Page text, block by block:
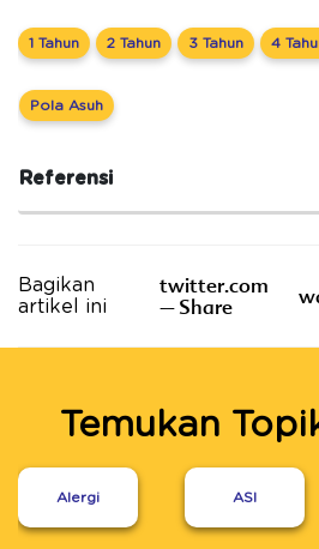
1 Tahun 2 Tahun 3 Tahun 4
Pola Asuh
Referensi
Bagikan
artikel ini
twitter.com
– Share
Temukan
Alergi ASI